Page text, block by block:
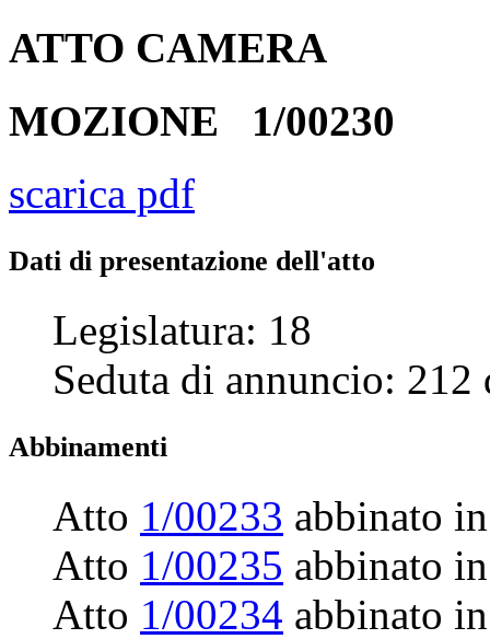
ATTO CAMERA
MOZIONE 1/00230
scarica pdf
Dati di presentazione dell'atto
Legislatura: 18
Seduta di annuncio: 212
Abbinamenti
Atto 1/00233 abbinato
Atto 1/00235 abbinato
Atto 1/00234 abbinato